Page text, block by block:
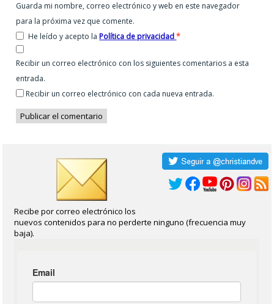
Guarda mi nombre, correo electrónico y web en este navegador
para la próxima vez que comente.
He leído y acepto laPolítica de privacidad*
Recibir un correo electrónico con los siguientes comentarios a esta
entrada.
Recibir un correo electrónico con cada nueva entrada.
Recibe por correo electrónico los
nuevos contenidos para no perderte ninguno (frecuencia muy
baja).